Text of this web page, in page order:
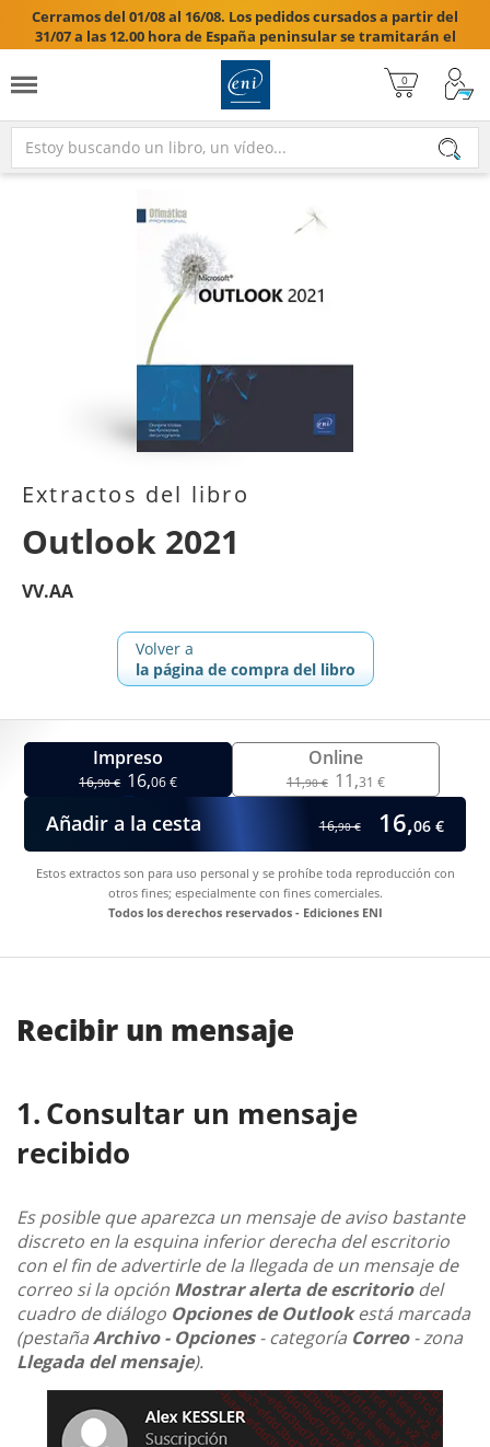
Cerramos del 01/08 al 16/08. Los pedidos cursados a partir del
31/07 a las 12.00 hora de España peninsular se tramitarán el
17/08/2026.

Extractos del libro
Outlook 2021
VV.AA
Volver a
la página de compra del libro
Impreso
16,90 € 16,06 €
Online
11,90 € 11,31 €
Añadir a la cesta 16,90 € 16,06 €
Estos extractos son para uso personal y se prohíbe toda reproducción con
otros fines; especialmente con fines comerciales.
Todos los derechos reservados - Ediciones ENI
Recibir un mensaje
Consultar un mensaje
recibido
Es posible que aparezca un mensaje de aviso bastante
discreto en la esquina inferior derecha del escritorio
con el fin de advertirle de la llegada de un mensaje de
correo si la opción Mostrar alerta de escritoriodel
cuadro de diálogo Opciones de Outlookestá marcada
(pestañaArchivo - Opciones- categoría Correo- zona
Llegada del mensaje).